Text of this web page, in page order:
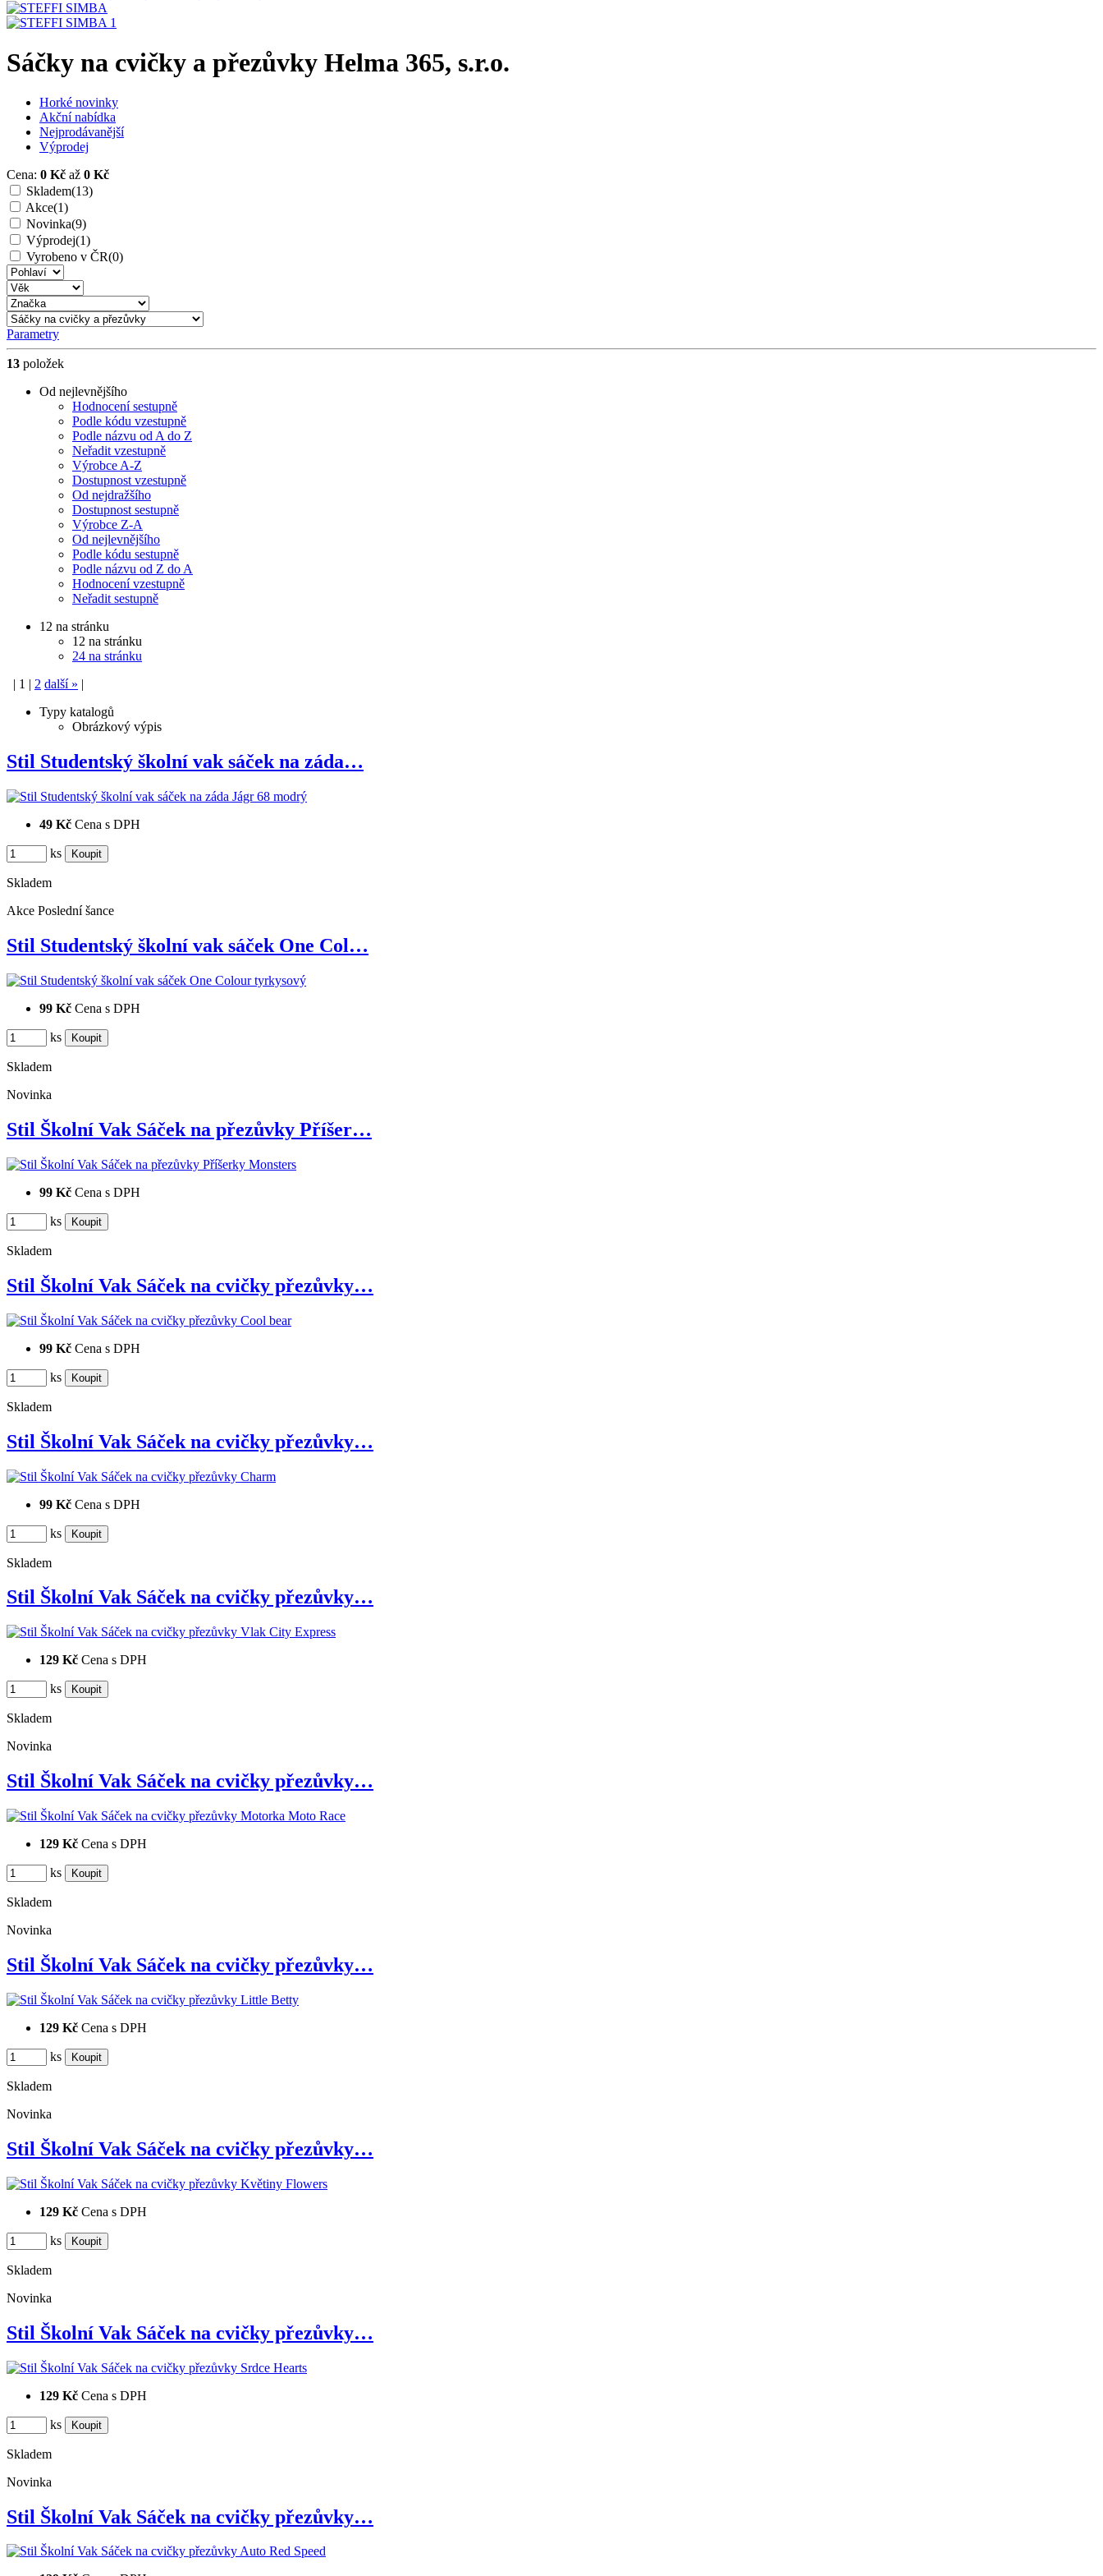
Sáčky na cvičky a přezůvky Helma 365, s.r.o.
Horké novinky
Akční nabídka
Nejprodávanější
Výprodej
Cena: 0 Kč až 0 Kč
Skladem(13)
Akce(1)
Novinka(9)
Výprodej(1)
Vyrobeno v ČR(0)
Parametry
13 položek
Od nejlevnějšího
Hodnocení sestupně
Podle kódu vzestupně
Podle názvu od A do Z
Neřadit vzestupně
Výrobce A-Z
Dostupnost vzestupně
Od nejdražšího
Dostupnost sestupně
Výrobce Z-A
Od nejlevnějšího
Podle kódu sestupně
Podle názvu od Z do A
Hodnocení vzestupně
Neřadit sestupně
12 na stránku
12 na stránku
24 na stránku
1 2 další »
Typy katalogů
Obrázkový výpis
Stil Studentský školní vak sáček na záda…
49 Kč Cena s DPH
ks
Skladem
Akce Poslední šance
Stil Studentský školní vak sáček One Col…
99 Kč Cena s DPH
ks
Skladem
Novinka
Stil Školní Vak Sáček na přezůvky Příšer…
99 Kč Cena s DPH
ks
Skladem
Stil Školní Vak Sáček na cvičky přezůvky…
99 Kč Cena s DPH
ks
Skladem
Stil Školní Vak Sáček na cvičky přezůvky…
99 Kč Cena s DPH
ks
Skladem
Stil Školní Vak Sáček na cvičky přezůvky…
129 Kč Cena s DPH
ks
Skladem
Novinka
Stil Školní Vak Sáček na cvičky přezůvky…
129 Kč Cena s DPH
ks
Skladem
Novinka
Stil Školní Vak Sáček na cvičky přezůvky…
129 Kč Cena s DPH
ks
Skladem
Novinka
Stil Školní Vak Sáček na cvičky přezůvky…
129 Kč Cena s DPH
ks
Skladem
Novinka
Stil Školní Vak Sáček na cvičky přezůvky…
129 Kč Cena s DPH
ks
Skladem
Novinka
Stil Školní Vak Sáček na cvičky přezůvky…